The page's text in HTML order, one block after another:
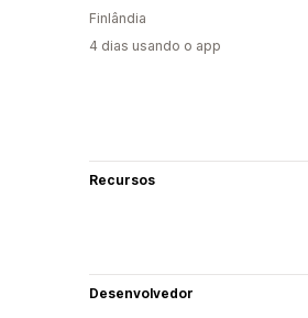
Finlândia
4 dias usando o app
Recursos
Desenvolvedor